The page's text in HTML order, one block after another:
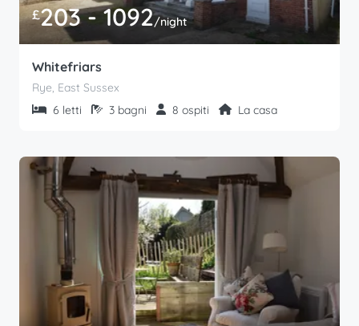
£203 - 1092/night
Whitefriars
Rye, East Sussex
6 letti
3 bagni 8 ospiti La casa